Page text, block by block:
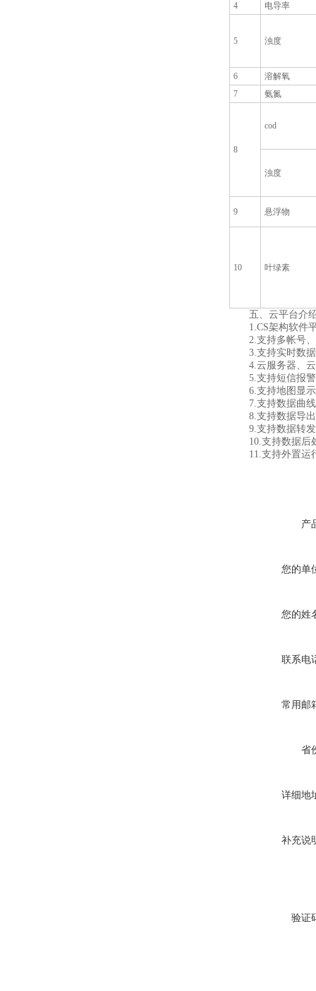
4
电导率
5 浊度
6
溶解氧
7
氨氮
8
cod
浊度
9 悬浮物
10 叶绿素
五、云平台介
1.CS架构软件平
2.支持多帐号、
3.支持实时数据
4.云服务器、云
5.支持短信报警
6.支持地图显示
7.支持数据曲线
8.支持数据导出
9.支持数据转发
10.支持数据后
11.支持外置运行
产
您的单
您的姓
联系电
常用邮
省
详细地
补充说
验证